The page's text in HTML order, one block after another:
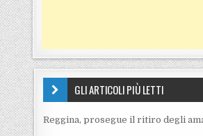
GLI ARTICOLI PIÙ LETTI
Reggina, prosegue il ritiro degli